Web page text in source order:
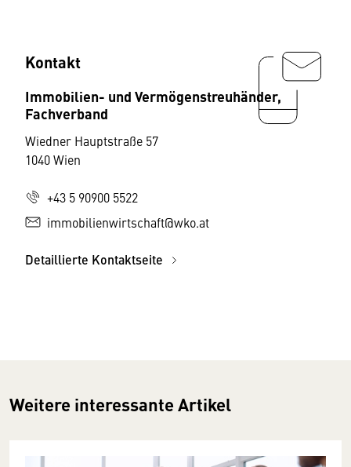
Kontakt
Immobilien- und Vermögenstreuhänder,
Fachverband
Wiedner Hauptstraße 57
1040 Wien
+43 5 90900 5522
immobilienwirtschaft@wko.at
Detaillierte Kontaktseite
Weitere interessante Artikel